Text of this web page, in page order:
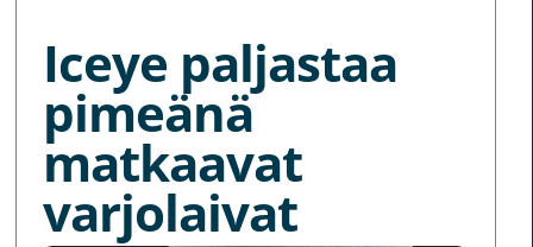
Iceye paljastaa
pimeänä
matkaavat
varjolaivat